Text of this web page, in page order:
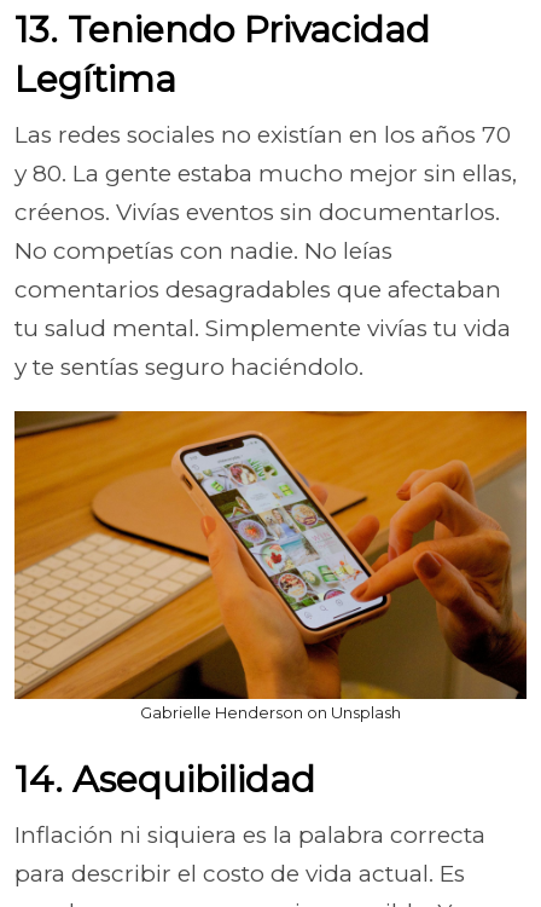
13. Teniendo Privacidad
Legítima
Las redes sociales no existían en los años 70
y 80. La gente estaba mucho mejor sin ellas,
créenos. Vivías eventos sin documentarlos.
No competías con nadie. No leías
comentarios desagradables que afectaban
tu salud mental. Simplemente vivías tu vida
y te sentías seguro haciéndolo.
Gabrielle Henderson on Unsplash
14. Asequibilidad
Inflación ni siquiera es la palabra correcta
para describir el costo de vida actual. Es